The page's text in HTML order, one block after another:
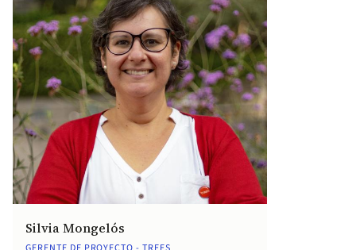
Silvia Mongelós